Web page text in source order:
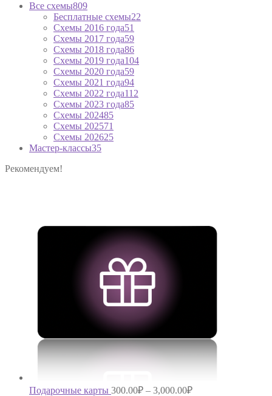
Все схемы809
Бесплатные схемы22
Схемы 2016 года51
Схемы 2017 года59
Схемы 2018 года86
Схемы 2019 года104
Схемы 2020 года59
Схемы 2021 года94
Схемы 2022 года112
Схемы 2023 года85
Схемы 202485
Схемы 202571
Схемы 202625
Мастер-классы35
Рекомендуем!
Подарочные карты 300.00₽ – 3,000.00₽